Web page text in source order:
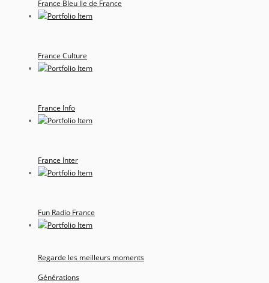
France Bleu Ile de France
France Culture
France Info
France Inter
Fun Radio France
Regarde les meilleurs moments
Générations